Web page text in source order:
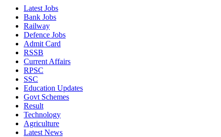
Latest Jobs
Bank Jobs
Railway
Defence Jobs
Admit Card
RSSB
Current Affairs
RPSC
SSC
Education Updates
Govt Schemes
Result
Technology
Agriculture
Latest News